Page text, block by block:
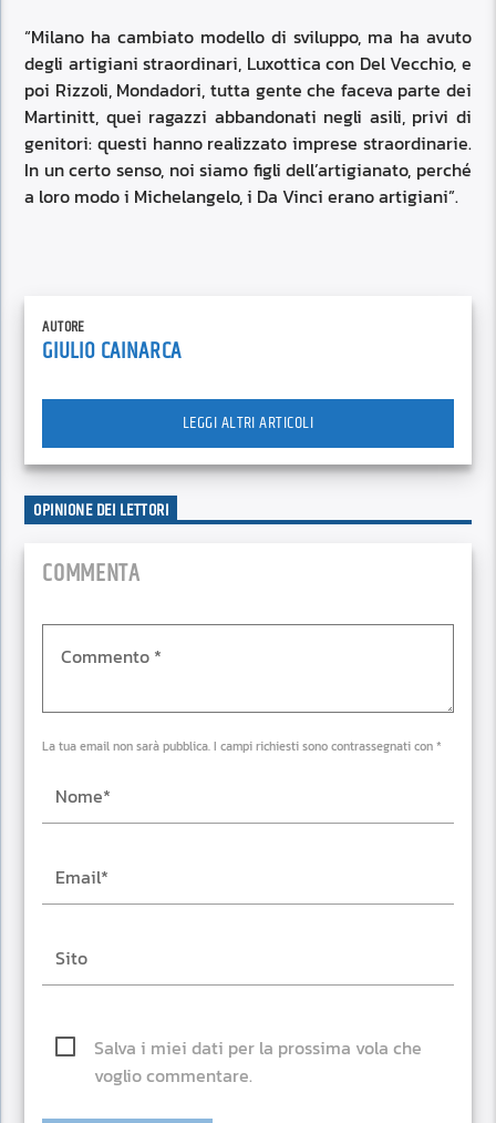
“Milano ha cambiato modello di sviluppo, ma ha avuto
degli artigiani straordinari, Luxottica con Del Vecchio, e
poi Rizzoli, Mondadori, tutta gente che faceva parte dei
Martinitt, quei ragazzi abbandonati negli asili, privi di
genitori: questi hanno realizzato imprese straordinarie.
In un certo senso, noi siamo figli dell’artigianato, perché
a loro modo i Michelangelo, i Da Vinci erano artigiani”.
AUTORE
GIULIO CAINARCA
LEGGI ALTRI ARTICOLI
OPINIONE DEI LETTORI
COMMENTA
La tua email non sarà pubblica. I campi richiesti sono contrassegnati con *
Salva i miei dati per la prossima vola che
voglio commentare.